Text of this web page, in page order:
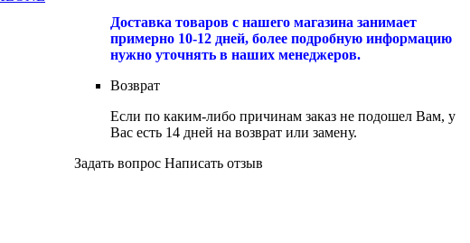
Доставка товаров с нашего магазина занимает
примерно 10-12 дней, более подробную информацию
нужно уточнять в наших менеджеров.
Возврат
Если по каким-либо причинам заказ не подошел Вам, у
Вас есть 14 дней на возврат или замену.
Задать вопрос Написать отзыв